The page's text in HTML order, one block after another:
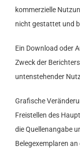
kommerzielle
nicht gestattet und
Ein Download oder
Zweck der
untenstehender
Grafische
Freistellen des
die Quellenangabe
Belegexemplaren